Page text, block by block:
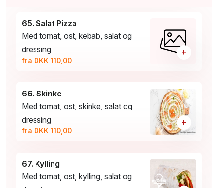
65. Salat Pizza
Med tomat, ost, kebab, salat og
dressing
fra DKK 110,00
+
66. Skinke
Med tomat, ost, skinke, salat og
dressing
fra DKK 110,00
+
67. Kylling
Med tomat, ost, kylling, salat og